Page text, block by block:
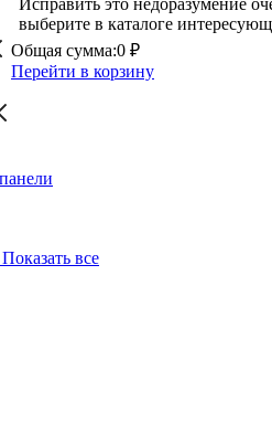
Исправить это недоразумение
выберите в каталоге
Общая сумма:0 ₽
Перейти в корзину
все